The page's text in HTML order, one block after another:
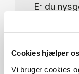
Cookies hjælper
Vi bruger cookies
Er du